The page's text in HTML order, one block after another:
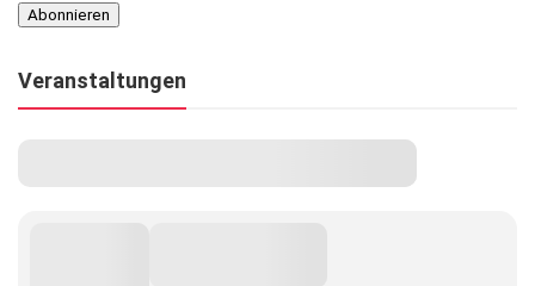
Veranstaltungen